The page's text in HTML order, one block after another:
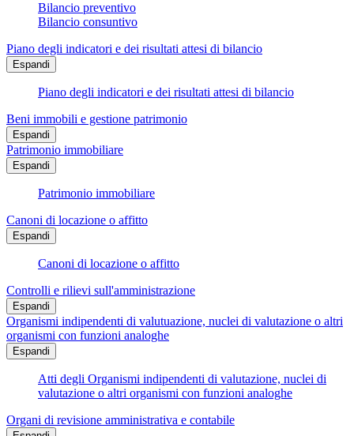
Bilancio preventivo
Bilancio consuntivo
Piano degli indicatori e dei risultati attesi di bilancio
Espandi
Piano degli indicatori e dei risultati attesi di bilancio
Beni immobili e gestione patrimonio
Espandi
Patrimonio immobiliare
Espandi
Patrimonio immobiliare
Canoni di locazione o affitto
Espandi
Canoni di locazione o affitto
Controlli e rilievi sull'amministrazione
Espandi
Organismi indipendenti di valutuazione, nuclei di valutazione o altri
organismi con funzioni analoghe
Espandi
Atti degli Organismi indipendenti di valutazione, nuclei di
valutazione o altri organismi con funzioni analoghe
Organi di revisione amministrativa e contabile